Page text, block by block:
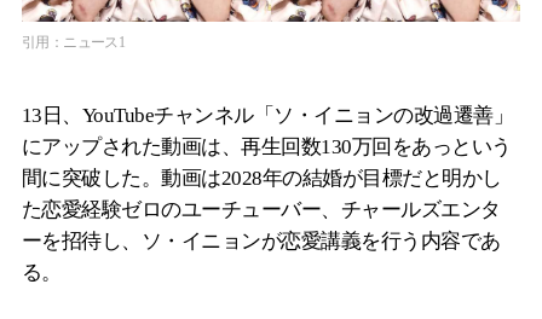
引用：ニュース1
13日、YouTubeチャンネル「ソ・イニョンの改過遷善」
にアップされた動画は、再生回数130万回をあっという
間に突破した。動画は2028年の結婚が目標だと明かし
た恋愛経験ゼロのユーチューバー、チャールズエンタ
ーを招待し、ソ・イニョンが恋愛講義を行う内容であ
る。